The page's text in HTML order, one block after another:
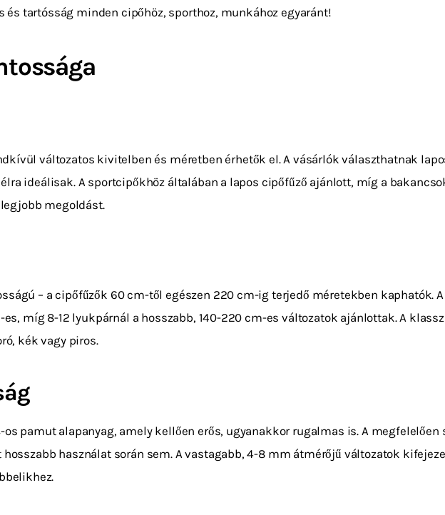
tartósság minden cipőhöz, sporthoz, munkához egyaránt!
változatos kivitelben és méretben érhetők el. A vásárlók választhatnak
ideálisak. A sportcipőkhöz általában a lapos cipőfűző ajánlott, míg a
megoldást.
– a cipőfűzők 60 cm-től egészen 220 cm-ig terjedő méretekben kaphatók.
míg 8-12 lyukpárnál a hosszabb, 140-220 cm-es változatok ajánlottak. A
kék vagy piros.
pamut alapanyag, amely kellően erős, ugyanakkor rugalmas is. A
használat során sem. A vastagabb, 4-8 mm átmérőjű változatok